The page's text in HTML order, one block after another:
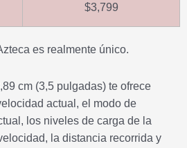
$3,799
es realmente único.
cm (3,5 pulgadas) te ofrece
actual, el modo de
los niveles de carga de la
la distancia recorrida y